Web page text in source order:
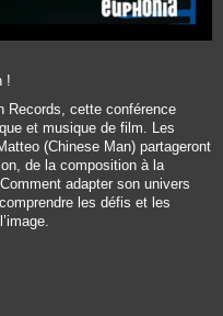
!
Records, cette conférence
et musique de film. Les
(Chinese Man) partageront
de la composition à la
adapter son univers
les défis et les